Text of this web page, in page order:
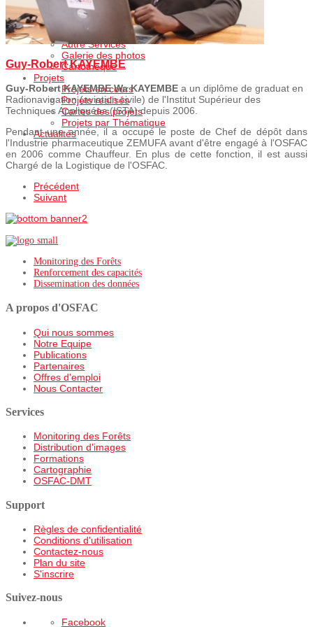
OSFAC-DMT Desktop
Services
Formation
Autre Services
Galerie des photos
Cartothèque
Projets
Projets en cours
Projets realisés
Cartes des projets
Projets par Thématique
Actualités
Guy-Robert KAYEMBE
Guy-Robert KAYEMBE Wa KAYEMBE a un diplôme de graduat en
Radionavigation (aviation civile) de l'Institut Supérieur des
Techniques Appliquées (ISTA) depuis 2006.
Pendant une année, il a occupé le poste de Chef de dépôt dans
l'Industrie pharmaceutique ZEMUFA avant d'être engagé à l'OSFAC
en 2006 comme Chauffeur. En plus de cette fonction, il est aussi
Chargé de la Logistique de l'OSFAC.
Précédent
Suivant
Monitoring des Forêts
Renforcement des capacités
Dissemination des données
A propos d'OSFAC
Qui nous sommes
Notre Equipe
Publications
Partenaires
Offres d'emploi
Nous Contacter
Services
Monitoring des Forêts
Distribution d'images
Formations
Cartographie
OSFAC-DMT
Support
Règles de confidentialité
Conditions d'utilisation
Contactez-nous
Plan du site
S'inscrire
Suivez-nous
Facebook